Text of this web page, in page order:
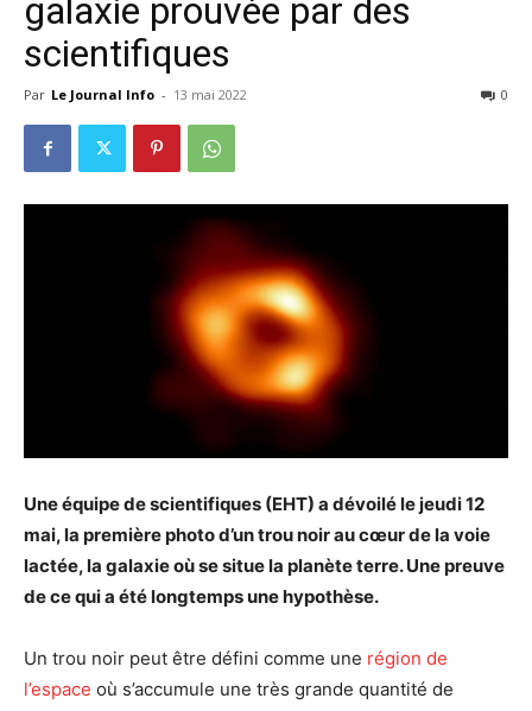
galaxie prouvée par des
scientifiques
Par Le Journal Info - 13 mai 2022 0
Une équipe de scientifiques (EHT) a dévoilé le jeudi 12
mai, la première photo d’un trou noir au cœur de la voie
lactée, la galaxie où se situe la planète terre. Une preuve
de ce qui a été longtemps une hypothèse.
Un trou noir peut être défini comme une région de
l’espace où s’accumule une très grande quantité de